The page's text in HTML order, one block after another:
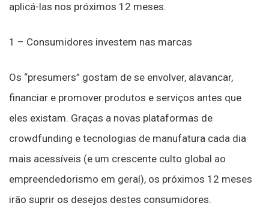
aplicá-las nos próximos 12 meses.
1 – Consumidores investem nas marcas
Os “presumers” gostam de se envolver, alavancar,
financiar e promover produtos e serviços antes que
eles existam. Graças a novas plataformas de
crowdfunding e tecnologias de manufatura cada dia
mais acessíveis (e um crescente culto global ao
empreendedorismo em geral), os próximos 12 meses
irão suprir os desejos destes consumidores.